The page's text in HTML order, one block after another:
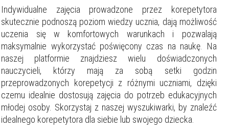
Indywidualne zajęcia prowadzone przez korepetytora
skutecznie podnoszą poziom wiedzy ucznia, dają możliwość
uczenia się w komfortowych warunkach i pozwalają
maksymalnie wykorzystać poświęcony czas na naukę. Na
naszej platformie znajdziesz wielu doświadczonych
nauczycieli, którzy mają za sobą setki godzin
przeprowadzonych korepetycji z różnymi uczniami, dzięki
czemu idealnie dostosują zajęcia do potrzeb edukacyjnych
młodej osoby. Skorzystaj z naszej wyszukiwarki, by znaleźć
idealnego korepetytora dla siebie lub swojego dziecka.